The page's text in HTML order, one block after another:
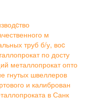
м
труб б/у, воc
по досту
металлопрокат опто
гнутых швеллеров
и калиброван
в Санк